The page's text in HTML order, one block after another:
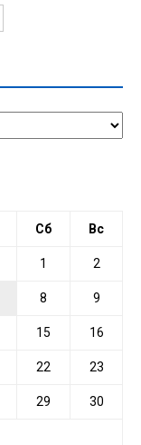
Сб Вс
1 2
8 9
15 16
22 23
29 30